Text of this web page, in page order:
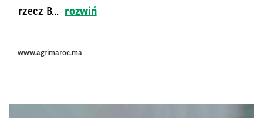
rzecz B...
rozwiń
www.agrimaroc.ma